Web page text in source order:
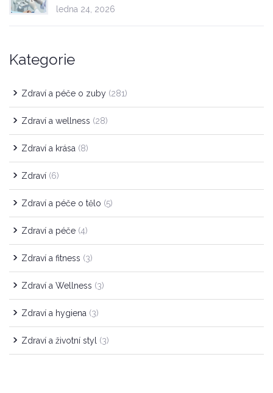
ledna 24, 2026
Kategorie
Zdraví a péče o zuby (281)
Zdraví a wellness (28)
Zdraví a krása (8)
Zdraví (6)
Zdraví a péče o tělo (5)
Zdraví a péče (4)
Zdraví a fitness (3)
Zdraví a Wellness (3)
Zdraví a hygiena (3)
Zdraví a životní styl (3)